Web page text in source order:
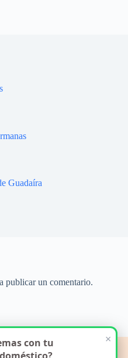
Guadaíra
publicar un comentario.
orientación técnica
hogar, con atención a
×
con tu